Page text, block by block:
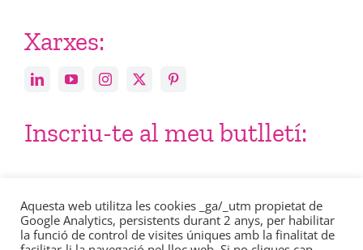
Xarxes:
Inscriu-te al meu butlletí:
Aquesta web utilitza les cookies _ga/_utm propietat de
Google Analytics, persistents durant 2 anys, per habilitar
la funció de control de visites úniques amb la finalitat de